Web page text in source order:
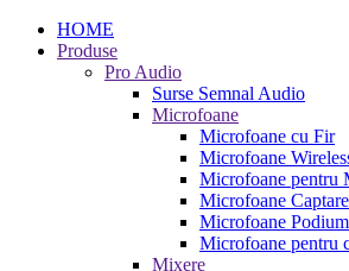
HOME
Produse
Pro Audio
Surse Semnal Audio
Microfoane
Microfoane cu Fir
Microfoane
Microfoane pentru
Microfoane
Microfoane Podium
Microfoane pentru
Mixere